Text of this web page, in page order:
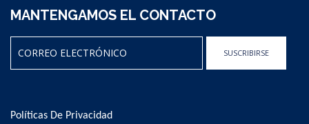
MANTENGAMOS EL CONTACTO
Our
SUSCRIBIRSE
Políticas De Privacidad